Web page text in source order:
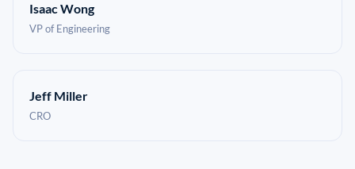
Isaac Wong
VP of Engineering
Jeff Miller
CRO